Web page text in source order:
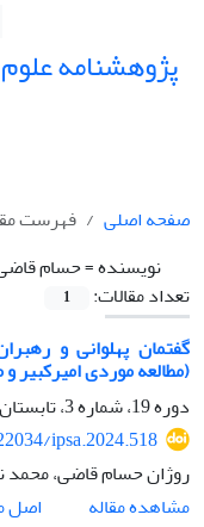
پژوهشنامه
صفحه اصلی
فهرست
نویسنده =حسام
تعداد مقالات:
1
گفتمان پهلوانی و
(مطالعه موردی
دوره 19، شماره 3، تابستان 1403، صفحه
ipsa.2024.518
روژان حسام قاضی، محمد
مشاهده مقاله
اصل